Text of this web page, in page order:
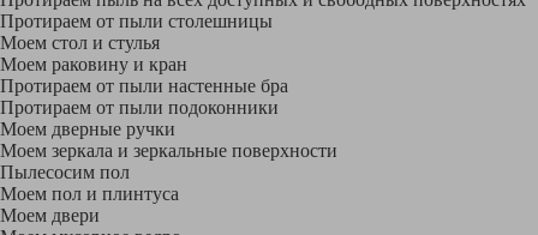
Протираем от пыли столешницы
Моем стол и стулья
Моем раковину и кран
Протираем от пыли настенные бра
Протираем от пыли подоконники
Моем дверные ручки
Моем зеркала и зеркальные поверхности
Пылесосим пол
Моем пол и плинтуса
Моем двери